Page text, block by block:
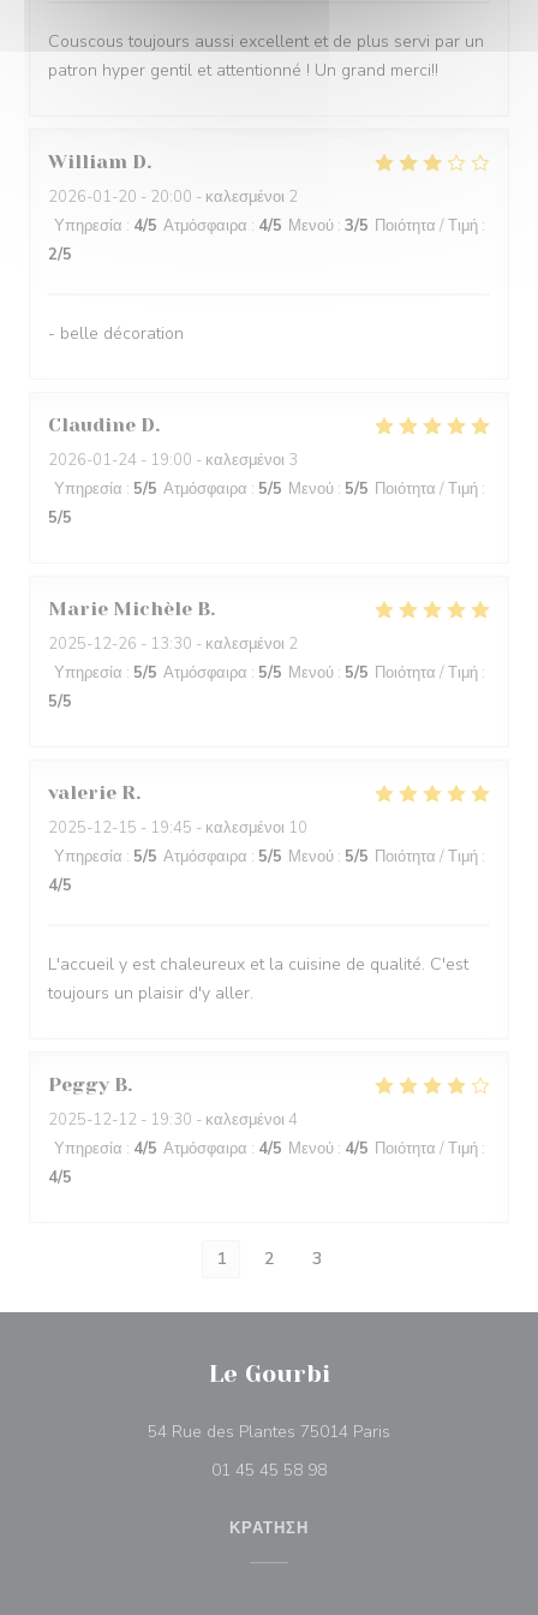
Couscous toujours aussi excellent et de plus servi par un
patron hyper gentil et attentionné ! Un grand merci!!
William D
2026-01-20 - 20:00 - καλεσμένοι 2
Υπηρεσία : 4/5 Ατμόσφαιρα : 4/5 Μενού : 3/5 Ποιότητα / Τιμή :
2/5
- belle décoration
Claudine D
2026-01-24 - 19:00 - καλεσμένοι 3
Υπηρεσία : 5/5 Ατμόσφαιρα : 5/5 Μενού : 5/5 Ποιότητα / Τιμή :
5/5
Marie Michèle B
2025-12-26 - 13:30 - καλεσμένοι 2
Υπηρεσία : 5/5 Ατμόσφαιρα : 5/5 Μενού : 5/5 Ποιότητα / Τιμή :
5/5
valerie R
2025-12-15 - 19:45 - καλεσμένοι 10
Υπηρεσία : 5/5 Ατμόσφαιρα : 5/5 Μενού : 5/5 Ποιότητα / Τιμή :
4/5
L'accueil y est chaleureux et la cuisine de qualité. C'est
toujours un plaisir d'y aller.
Peggy B
2025-12-12 - 19:30 - καλεσμένοι 4
Υπηρεσία : 4/5 Ατμόσφαιρα : 4/5 Μενού : 4/5 Ποιότητα / Τιμή :
4/5
1 2 3
Le Gourbi
54 Rue des Plantes 75014 Paris
01 45 45 58 98
ΚΡΆΤΗΣΗ